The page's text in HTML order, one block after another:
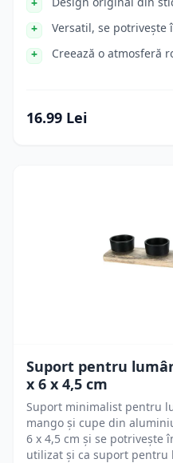
Versatil, se
Creează o atmosferă
16.99 Lei
Suport pentru
x 6 x 4,5 cm
Suport minimalist pentru
mango și cupe din
6 x 4,5 cm și se potrivește
utilizat și ca suport pentru